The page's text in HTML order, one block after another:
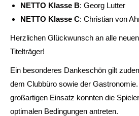
NETTO Klasse B: Georg Lutter
NETTO Klasse C: Christian von
Herzlichen Glückwunsch an alle
Titelträger!
Ein besonderes Dankeschön gilt
dem Clubbüro sowie der
großartigen Einsatz konnten die
optimalen Bedingungen antreten.